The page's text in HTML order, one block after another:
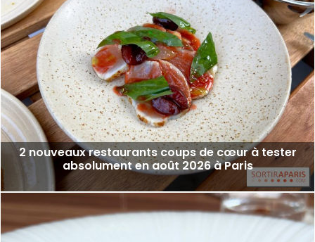
2 nouveaux restaurants coups de cœur à tester
absolument en août 2026 à Paris